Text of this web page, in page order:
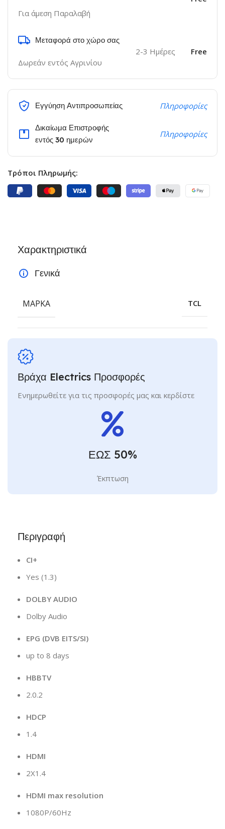
Για άμεση Παραλαβή
Μεταφορά στο χώρο σας
Δωρεάν εντός Αγρινίου
2-3 Ημέρες Free
Εγγύηση Αντιπροσωπείας Πληροφορίες
Δικαίωμα Επιστροφής
εντός 30 ημερών
Πληροφορίες
Τρόποι Πληρωμής:
Περιγραφή
CI+
Yes (1.3)
DOLBY AUDIO
Dolby Audio
EPG (DVB EITS/SI)
up to 8 days
HBBTV
2.0.2
HDCP
1.4
HDMI
2Χ1.4
HDMI max resolution
1080P/60Hz
Χαρακτηριστικά
Γενικά
ΜΆΡΚΑ TCL
Βράχα Electrics Προσφορές
Ενημερωθείτε για τις προσφορές μας και κερδίστε
ΕΩΣ 50%
Έκπτωση